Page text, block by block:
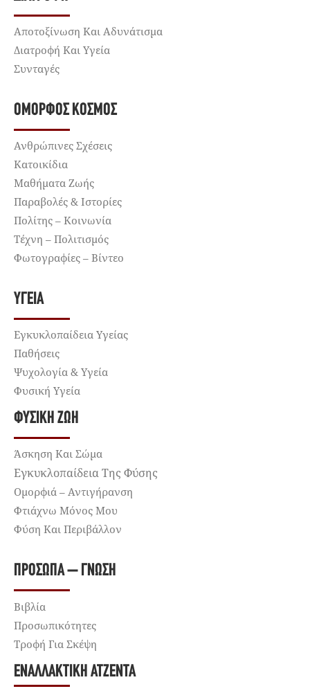
Αποτοξίνωση Και Αδυνάτισμα
Διατροφή Και Υγεία
Συνταγές
ΌΜΟΡΦΟΣ ΚΌΣΜΟΣ
Ανθρώπινες Σχέσεις
Κατοικίδια
Μαθήματα Ζωής
Παραβολές & Ιστορίες
Πολίτης – Κοινωνία
Τέχνη – Πολιτισμός
Φωτογραφίες – Βίντεο
ΥΓΕΊΑ
Εγκυκλοπαίδεια Υγείας
Παθήσεις
Ψυχολογία & Υγεία
Φυσική Υγεία
ΦΥΣΙΚΉ ΖΩΉ
Άσκηση Και Σώμα
Εγκυκλοπαίδεια Της Φύσης
Ομορφιά – Αντιγήρανση
Φτιάχνω Μόνος Μου
Φύση Και Περιβάλλον
ΠΡΌΣΩΠΑ – ΓΝΏΣΗ
Βιβλία
Προσωπικότητες
Τροφή Για Σκέψη
ΕΝΑΛΛΑΚΤΙΚΉ ΑΤΖΈΝΤΑ